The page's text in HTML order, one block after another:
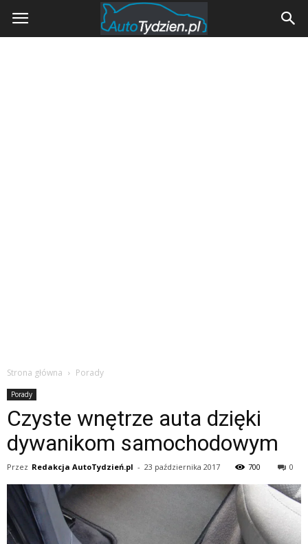
AutoTydzien.pl
Strona główna Porady
Porady
Czyste wnętrze auta dzięki
dywanikom samochodowym
Przez Redakcja AutoTydzień.pl - 23 października 2017 700 0